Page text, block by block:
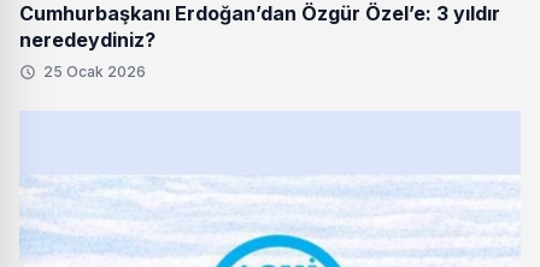
Cumhurbaşkanı Erdoğan’dan Özgür Özel’e: 3 yıldır
neredeydiniz?
25 Ocak 2026